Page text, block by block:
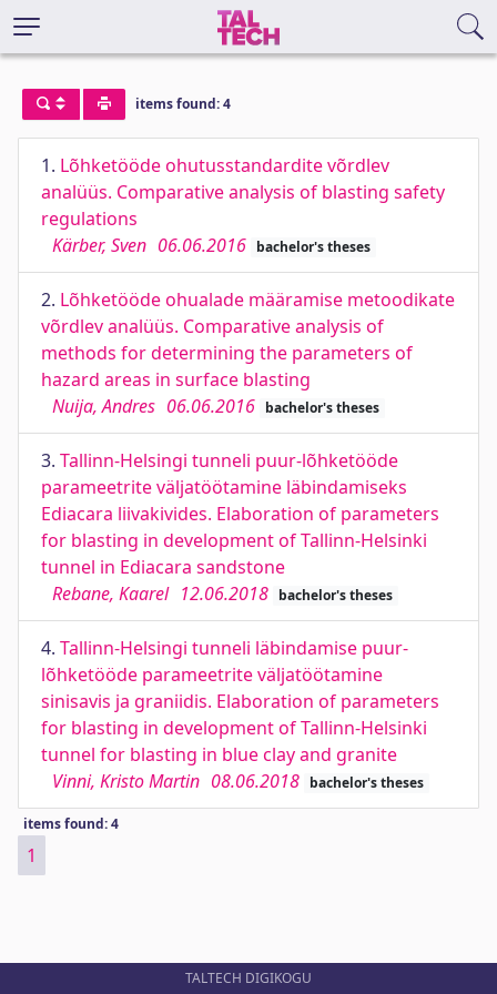
items found: 4
1. Lõhketööde ohutusstandardite võrdlev
analüüs. Comparative analysis of blasting safety
regulations
Kärber, Sven 06.06.2016 bachelor's theses
2. Lõhketööde ohualade määramise metoodikate
võrdlev analüüs. Comparative analysis of
methods for determining the parameters of
hazard areas in surface blasting
Nuija, Andres 06.06.2016 bachelor's theses
3. Tallinn-Helsingi tunneli puur-lõhketööde
parameetrite väljatöötamine läbindamiseks
Ediacara liivakivides. Elaboration of parameters
for blasting in development of Tallinn-Helsinki
tunnel in Ediacara sandstone
Rebane, Kaarel 12.06.2018 bachelor's theses
4. Tallinn-Helsingi tunneli läbindamise puur-
lõhketööde parameetrite väljatöötamine
sinisavis ja graniidis. Elaboration of parameters
for blasting in development of Tallinn-Helsinki
tunnel for blasting in blue clay and granite
Vinni, Kristo Martin 08.06.2018 bachelor's theses
items found: 4
1
TALTECH DIGIKOGU